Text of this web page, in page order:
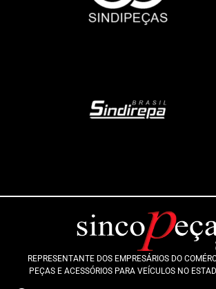
REPRESENTANTE DOS EMPRESÁRIOS DO
PEÇAS E ACESSÓRIOS PARA VEÍCULOS NO